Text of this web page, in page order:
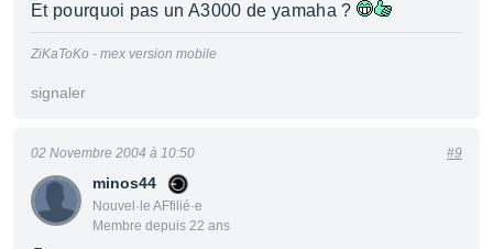
Et pourquoi pas un A3000 de yamaha ?
ZiKaToKo - mex version mobile
signaler
minos44
Nouvel·le AFfilié·e
Membre depuis 22 ans
02 Novembre 2004 à 10:50 #9